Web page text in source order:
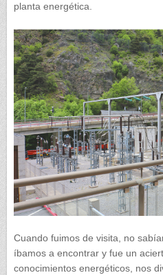
planta energética.
Cuando fuimos de visita, no
íbamos a encontrar y fue un
conocimientos energéticos, nos